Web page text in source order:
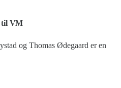
til VM
og Thomas Ødegaard er en